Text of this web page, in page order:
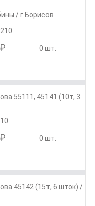
/ г.Борисов
0 шт.
55111, 45141 (10т, 3
0 шт.
45142 (15т, 6 шток) /